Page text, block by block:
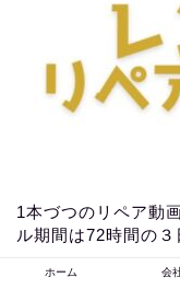
1本づつのリペア動
ル期間は72時間の
ホーム 会